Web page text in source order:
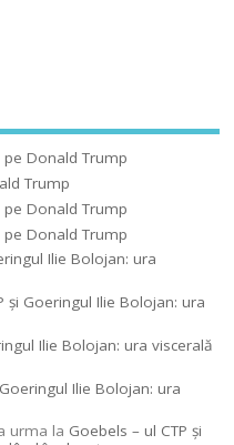
pe Donald Trump
Trump
pe Donald Trump
pe Donald Trump
Ilie Bolojan: ura
şi Goeringul Ilie Bolojan: ura
Ilie Bolojan: ura viscerală
Ilie Bolojan: ura
urma la Goebels – ul CTP şi